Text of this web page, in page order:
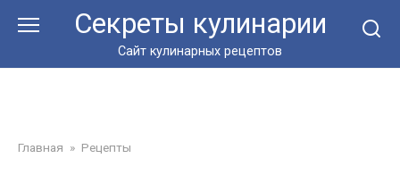
Секреты кулинарии
Сайт кулинарных рецептов
Главная » Рецепты